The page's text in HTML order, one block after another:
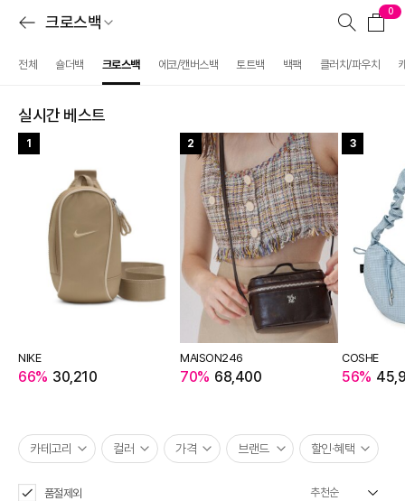
크로스백
0
전체 숄더백 크로스백 에코/캔버스백 토트백 백팩 클러치/파우치
실시간 베스트
1
NIKE
66% 30,210
2
MAISON246
70% 68,400
3
COSHE
56%
카테고리 컬러 가격 브랜드 할인·혜택
품절제외